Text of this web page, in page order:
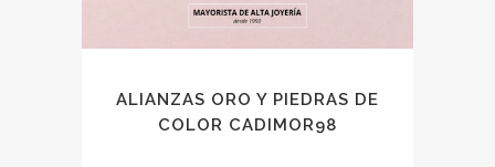
ALIANZAS ORO Y PIEDRAS DE
COLOR CADIMOR98